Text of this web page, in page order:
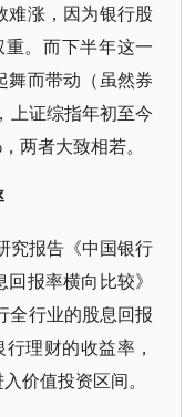
难涨，因为银行股
。而下半年这一
舞而带动（虽然券
上证综指年初至今
两者大致相若。
究报告《中国银行
报率横向比较》
全行业的股息回报
理财的收益率，
价值投资区间。